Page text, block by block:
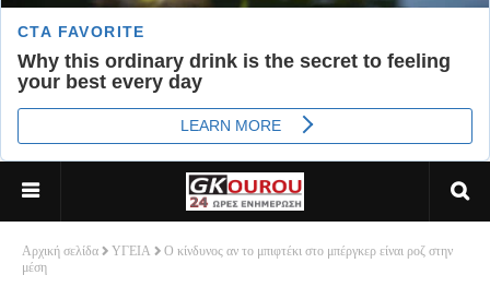
Αρχική σελίδα ΥΓΕΙΑ
Ο κίνδυνος αν το μπιφτέκι στο μπέργκερ είναι ροζ στην
μέση